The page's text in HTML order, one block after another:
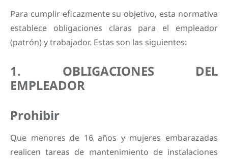
Para cumplir eficazmente su objetivo, esta normativa
establece obligaciones claras para el empleador
(patrón) y trabajador. Estas son las siguientes:
1. OBLIGACIONES DEL
EMPLEADOR
Prohibir
Que menores de 16 años y mujeres embarazadas
realicen tareas de mantenimiento de instalaciones